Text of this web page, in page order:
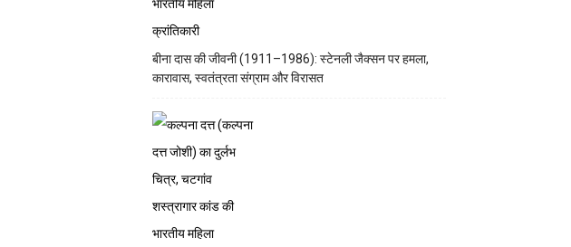
बीना दास की जीवनी (1911–1986): स्टेनली जैक्सन पर हमला,
कारावास, स्वतंत्रता संग्राम और विरासत